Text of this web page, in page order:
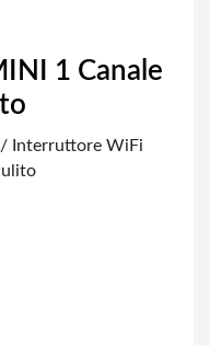
1 Canale
/ Interruttore WiFi